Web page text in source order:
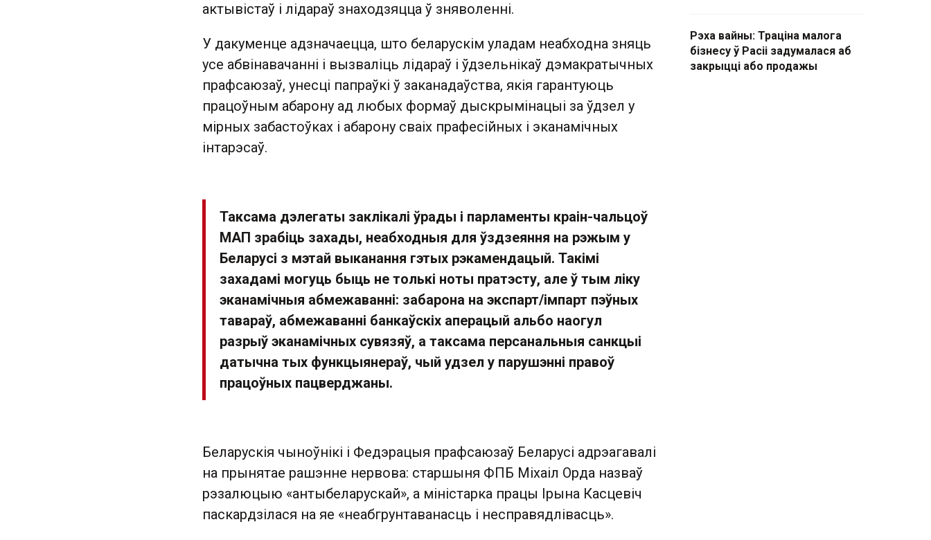
актывістаў і лідараў знаходзяцца ў зняволенні.
У дакуменце адзначаецца, што беларускім уладам неабходна зняць
усе абвінавачанні і вызваліць лідараў і ўдзельнікаў дэмакратычных
прафсаюзаў, унесці папраўкі ў заканадаўства, якія гарантуюць
працоўным абарону ад любых формаў дыскрымінацыі за ўдзел у
мірных забастоўках і абарону сваіх прафесійных і эканамічных
інтарэсаў.
Таксама дэлегаты заклікалі ўрады і парламенты краін-чальцоў
МАП зрабіць захады, неабходныя для ўздзеяння на рэжым у
Беларусі з мэтай выканання гэтых рэкамендацый. Такімі
захадамі могуць быць не толькі ноты пратэсту, але ў тым ліку
эканамічныя абмежаванні: забарона на экспарт/імпарт пэўных
тавараў, абмежаванні банкаўскіх аперацый альбо наогул
разрыў эканамічных сувязяў, а таксама персанальныя санкцыі
датычна тых функцыянераў, чый удзел у парушэнні правоў
працоўных пацверджаны.
Беларускія чыноўнікі і Федэрацыя прафсаюзаў Беларусі адрэагавалі
на прынятае рашэнне нервова: старшыня ФПБ Міхаіл Орда назваў
рэзалюцыю «антыбеларускай», а міністарка працы Ірына Касцевіч
паскардзілася на яе «неабгрунтаванасць і несправядлівасць».
Рэха вайны: Траціна малога
бізнесу ў Расіі задумалася аб
закрыцці або продажы